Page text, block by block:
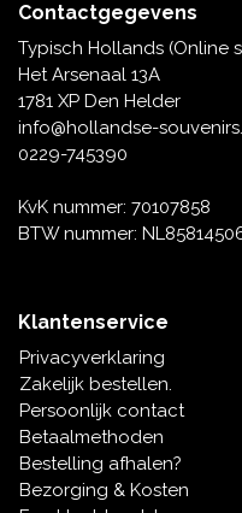
Contactgegevens
Typisch Hollands (Online
Het Arsenaal 13A
1781 XP Den Helder
info@hollandse-
0229-745390
KvK nummer: 70107858
BTW nummer:
Klantenservice
Privacyverklaring
Zakelijk bestellen.
Persoonlijk contact
Betaalmethoden
Bestelling afhalen?
Bezorging & Kosten